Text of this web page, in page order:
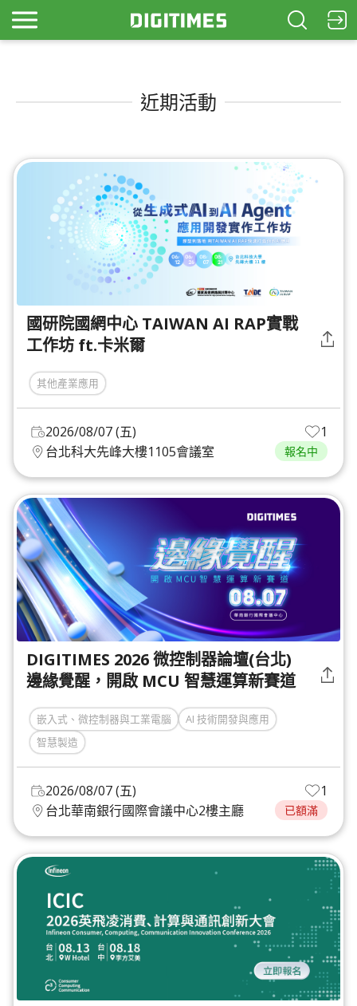
近期活動
國研院國網中心 TAIWAN AI RAP實戰
工作坊 ft.卡米爾
其他產業應用
2026/08/07 (五)
1
台北科大先峰大樓1105會議室
報名中
DIGITIMES 2026 微控制器論壇(台北)
邊緣覺醒，開啟 MCU 智慧運算新賽道
嵌入式、微控制器與工業電腦
AI 技術開發與應用
智慧製造
2026/08/07 (五)
1
台北華南銀行國際會議中心2樓主廳
已額滿